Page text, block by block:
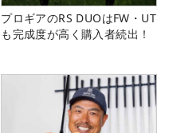
プロギアのRS DUOはFW・UT
も完成度が高く購入者続出！